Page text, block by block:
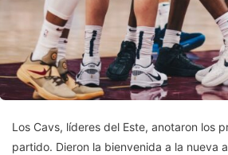
Los Cavs, líderes del Este, anotaron los
partido. Dieron la bienvenida a la nueva